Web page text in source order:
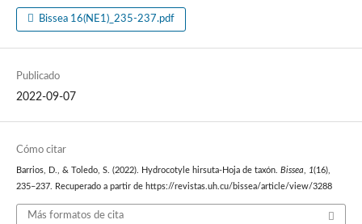
Bissea 16(NE1)_235-237.pdf
Publicado
2022-09-07
Cómo citar
Barrios, D., & Toledo, S. (2022). Hydrocotyle hirsuta-Hoja de taxón. Bissea, 1(16),
235–237. Recuperado a partir de https://revistas.uh.cu/bissea/article/view/3288
Más formatos de cita